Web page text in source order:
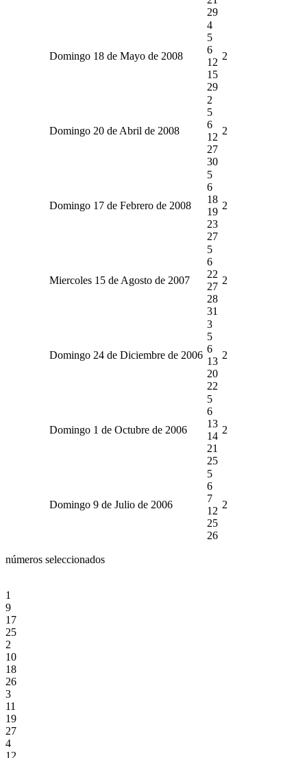
29
Domingo 18 de Mayo de 2008
4
5
6
12
15
29
2
Domingo 20 de Abril de 2008
2
5
6
12
27
30
2
Domingo 17 de Febrero de 2008
5
6
18
19
23
27
2
Miercoles 15 de Agosto de 2007
5
6
22
27
28
31
2
Domingo 24 de Diciembre de 2006
3
5
6
13
20
22
2
Domingo 1 de Octubre de 2006
5
6
13
14
21
25
2
Domingo 9 de Julio de 2006
5
6
7
12
25
26
2
números seleccionados
1
9
17
25
2
10
18
26
3
11
19
27
4
12